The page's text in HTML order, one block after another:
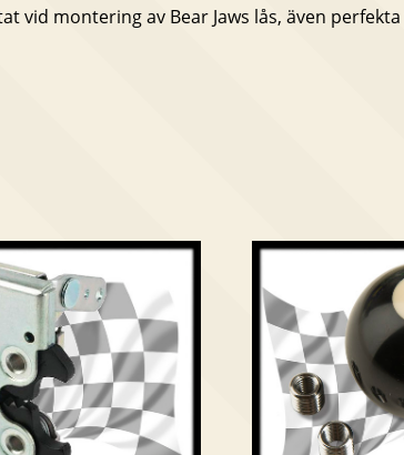
vid montering av Bear Jaws lås, även